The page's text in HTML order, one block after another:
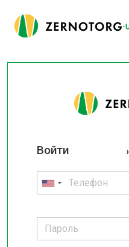
Войти